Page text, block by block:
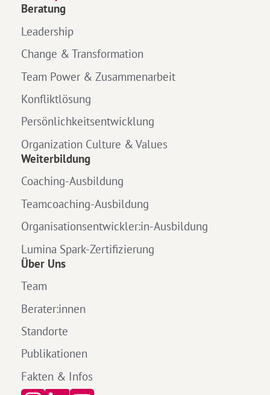
Beratung
Leadership
Change & Transformation
Team Power & Zusammenarbeit
Konfliktlösung
Persönlichkeitsentwicklung
Organization Culture & Values
Weiterbildung
Coaching-Ausbildung
Teamcoaching-Ausbildung
Organisationsentwickler:in-Ausbildung
Lumina Spark-Zertifizierung
Über Uns
Team
Berater:innen
Standorte
Publikationen
Fakten & Infos